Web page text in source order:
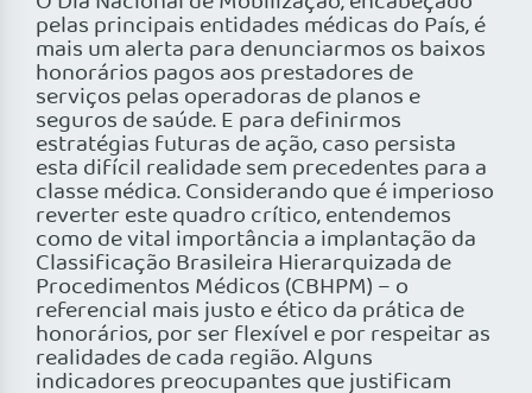
pelas principais entidades médicas do País, é
mais um alerta para denunciarmos os baixos
honorários pagos aos prestadores de
serviços pelas operadoras de planos e
seguros de saúde. E para definirmos
estratégias futuras de ação, caso persista
esta difícil realidade sem precedentes para a
classe médica. Considerando que é imperioso
reverter este quadro crítico, entendemos
como de vital importância a implantação da
Classificação Brasileira Hierarquizada de
Procedimentos Médicos (CBHPM) – o
referencial mais justo e ético da prática de
honorários, por ser flexível e por respeitar as
realidades de cada região. Alguns
indicadores preocupantes que justificam